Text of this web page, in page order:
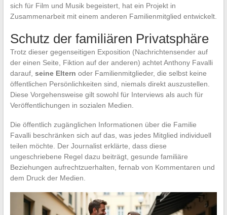
sich für Film und Musik begeistert, hat ein Projekt in
Zusammenarbeit mit einem anderen Familienmitglied entwickelt.
Schutz der familiären Privatsphäre
Trotz dieser gegenseitigen Exposition (Nachrichtensender auf
der einen Seite, Fiktion auf der anderen) achtet Anthony Favalli
darauf, seine Eltern oder Familienmitglieder, die selbst keine
öffentlichen Persönlichkeiten sind, niemals direkt auszustellen.
Diese Vorgehensweise gilt sowohl für Interviews als auch für
Veröffentlichungen in sozialen Medien.
Die öffentlich zugänglichen Informationen über die Familie
Favalli beschränken sich auf das, was jedes Mitglied individuell
teilen möchte. Der Journalist erklärte, dass diese
ungeschriebene Regel dazu beiträgt, gesunde familiäre
Beziehungen aufrechtzuerhalten, fernab von Kommentaren und
dem Druck der Medien.